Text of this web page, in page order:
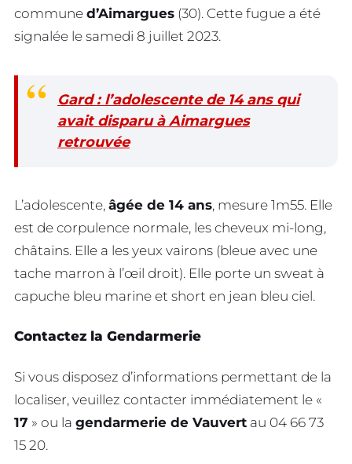
commune d’Aimargues (30). Cette fugue a été
signalée le samedi 8 juillet 2023.
Gard : l’adolescente de 14 ans qui
avait disparu à Aimargues
retrouvée
L’adolescente, âgée de 14 ans, mesure 1m55. Elle
est de corpulence normale, les cheveux mi-long,
châtains. Elle a les yeux vairons (bleue avec une
tache marron à l’œil droit). Elle porte un sweat à
capuche bleu marine et short en jean bleu ciel.
Contactez la Gendarmerie
Si vous disposez d’informations permettant de la
localiser, veuillez contacter immédiatement le «
17 » ou la gendarmerie de Vauvert au 04 66 73
15 20.